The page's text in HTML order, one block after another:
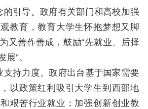
的引导。政府有关部门和高校加强
教育，教育大学生怀抱梦想又脚
又善作善成，鼓励“先就业、后择
”。
支持力度。政府出台基于国家需要
以政策红利吸引大学生到西部地
艰苦行业就业；加强创新创业教